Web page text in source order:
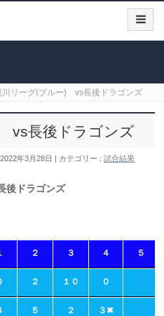
川リーグ(ブルー) vs長後ドラゴンズ
vs長後ドラゴンズ
年3月28日 カテゴリー :試合結果
ドラゴンズ
２ ３ ４ ５
２ １０ ０
５ ２ ３✖